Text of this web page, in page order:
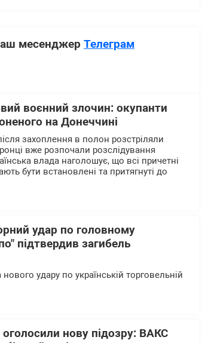
месенджер Телеграм
воєнний злочин: окупанти
на Донеччині
захоплення в полон розстріляли
вже розпочали розслідування
влада наголошує, що всі причетні
бути встановлені та притягнуті до
удар по головному
підтвердив загибель
удару по українській торговельній
нову підозру: ВАКС